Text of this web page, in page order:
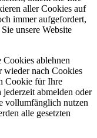
aller Cookies auf
immer aufgefordert,
unsere Website
ablehnen
wieder nach Cookies
Cookie für Ihre
abmelden oder
vollumfänglich nutzen
alle gesetzten